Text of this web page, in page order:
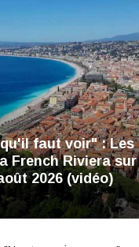
faut voir" : Les
French Riviera
2026 (vidéo)